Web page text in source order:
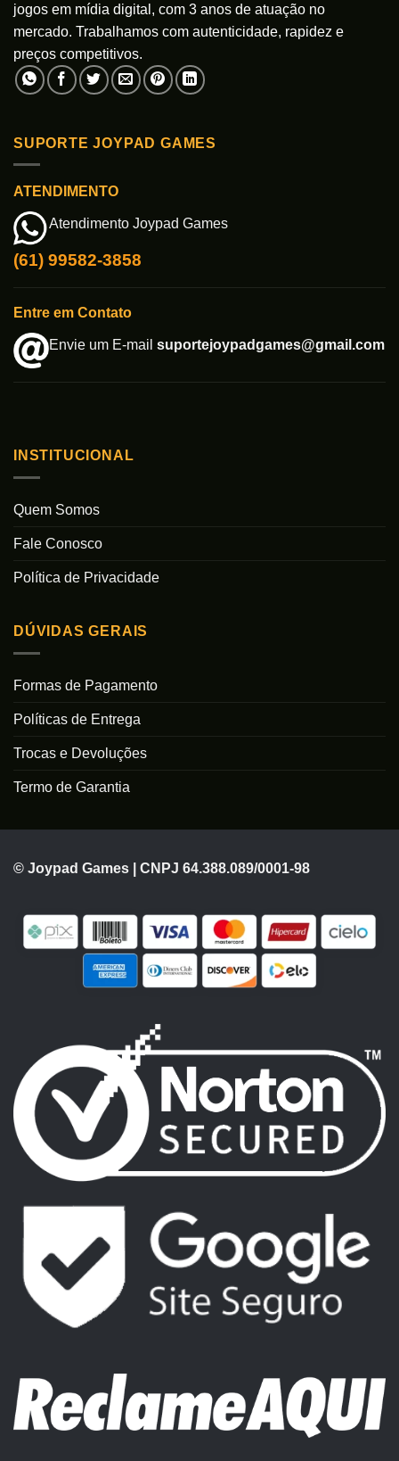
jogos em mídia digital, com 3 anos de atuação no
mercado. Trabalhamos com autenticidade, rapidez e
preços competitivos.
SUPORTE JOYPAD GAMES
ATENDIMENTO
Atendimento Joypad Games
(61) 99582-3858
Entre em Contato
Envie um E-mail suportejoypadgames@gmail.com
INSTITUCIONAL
Quem Somos
Fale Conosco
Política de Privacidade
DÚVIDAS GERAIS
Formas de Pagamento
Políticas de Entrega
Trocas e Devoluções
Termo de Garantia
© Joypad Games | CNPJ 64.388.089/0001-98